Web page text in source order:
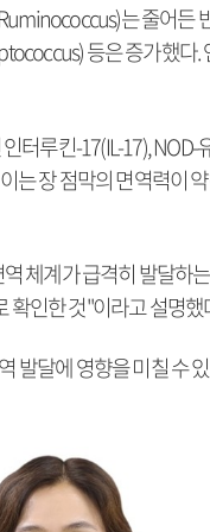
는 줄어든
등은 증가했다.
터루킨-17(IL-17), NOD-
는 장 점막의 면역력이
체계가 급격히 발달하
확인한 것"이라고 설명했
발달에 영향을 미칠 수